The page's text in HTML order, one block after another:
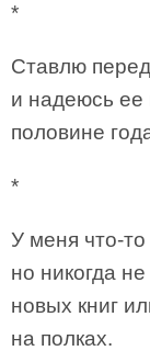
*
Ставлю
и надеюсь ее
половине
*
У меня что-
но никогда
новых книг
на полках.